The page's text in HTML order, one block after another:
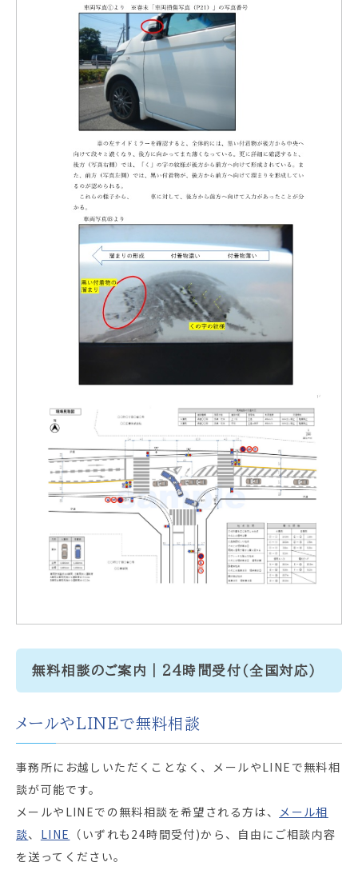
無料相談のご案内｜24時間受付（全国対応）
メールやLINEで無料相談
事務所にお越しいただくことなく、メールやLINEで無料相
談が可能です。
メールやLINEでの無料相談を希望される方は、 メール相
談、 LINE （いずれも24時間受付)から、自由にご相談内容
を送ってください。